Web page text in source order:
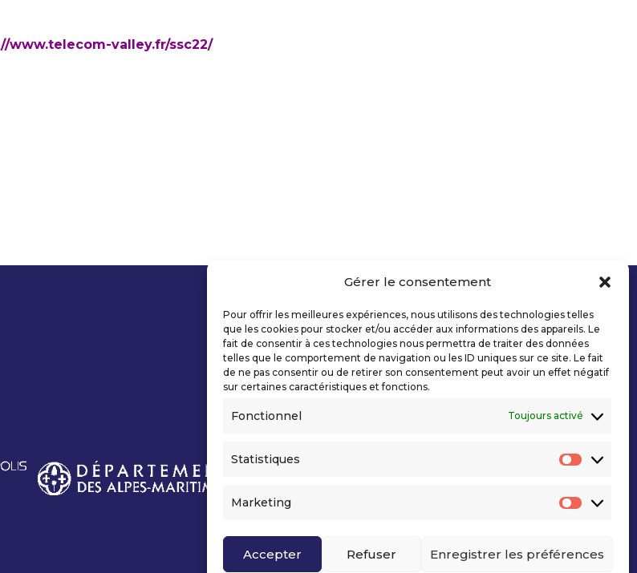
Gérer le consentement
Pour offrir les meilleures expériences, nous utilisons des technologies telles
que les cookies pour stocker et/ou accéder aux informations des appareils. Le
fait de consentir à ces technologies nous permettra de traiter des données
telles que le comportement de navigation ou les ID uniques sur ce site. Le fait
de ne pas consentir ou de retirer son consentement peut avoir un effet négatif
sur certaines caractéristiques et fonctions.
Fonctionnel Toujours activé
Statistiques
Marketing
Accepter Refuser Enregistrer les préférences
www.telecom-valley.fr/ssc22/